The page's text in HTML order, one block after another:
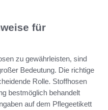
für
zu gewährleisten, sind
Bedeutung. Die richtige
Rolle. Stoffhosen
bestmöglich behandelt
auf dem Pflegeetikett